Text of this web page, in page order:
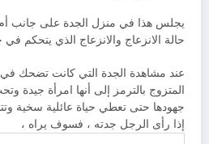
يجلس هذا في منزل الجدة على جانب أم
حالة الانزعاج والانزعاج الذي يتحكم في
عند مشاهدة الجدة التي كانت تضحك في
المتزوج بالترمز إلى أنها امرأة جيدة
جهودها حتى تعطي حياة عائلية سخية
إذا رأى الرجل جدته ، فسوف يراه ،